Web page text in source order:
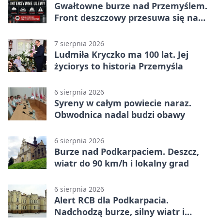
Gwałtowne burze nad Przemyślem.
Front deszczowy przesuwa się na
7 sierpnia 2026
Ludmiła Kryczko ma 100 lat. Jej
życiorys to historia Przemyśla
6 sierpnia 2026
Syreny w całym powiecie naraz.
Obwodnica nadal budzi obawy
6 sierpnia 2026
Burze nad Podkarpaciem. Deszcz,
wiatr do 90 km/h i lokalny grad
6 sierpnia 2026
Alert RCB dla Podkarpacia.
Nadchodzą burze, silny wiatr i